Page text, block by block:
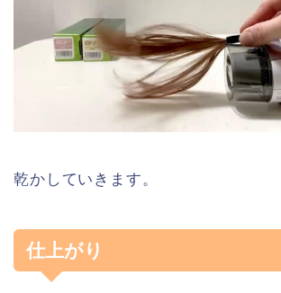
乾かしていきます。
仕上がり